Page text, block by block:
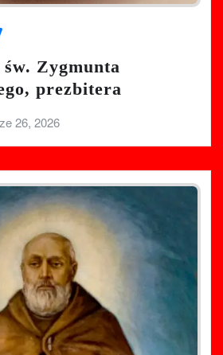
Zygmunta
prezbitera
26, 2026